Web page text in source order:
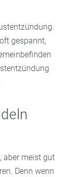
gespannt,
aber meist gut
Denn wenn